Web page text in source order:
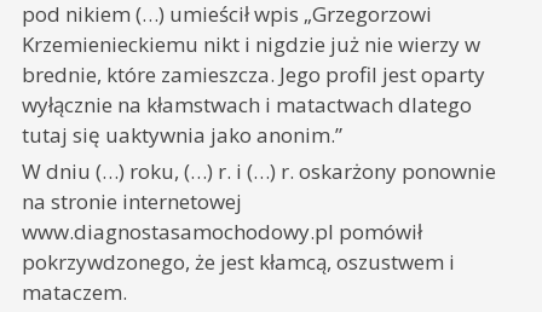
pod nikiem (…) umieścił wpis „Grzegorzowi
Krzemienieckiemu nikt i nigdzie już nie wierzy w
brednie, które zamieszcza. Jego profil jest oparty
wyłącznie na kłamstwach i matactwach dlatego
tutaj się uaktywnia jako anonim.”
W dniu (…) roku, (…) r. i (…) r. oskarżony ponownie
na stronie internetowej
www.diagnostasamochodowy.pl pomówił
pokrzywdzonego, że jest kłamcą, oszustwem i
mataczem.